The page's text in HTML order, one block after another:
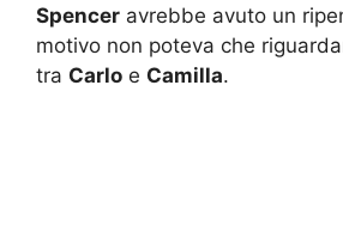
Spencer avrebbe avuto un
motivo non poteva che
tra Carlo e Camilla.